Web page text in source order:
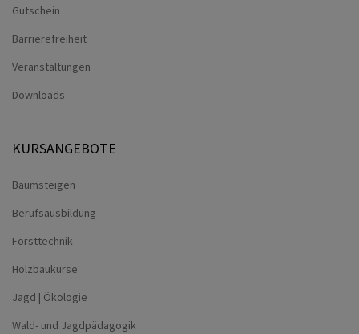
Gutschein
Barrierefreiheit
Veranstaltungen
Downloads
KURSANGEBOTE
Baumsteigen
Berufsausbildung
Forsttechnik
Holzbaukurse
Jagd | Ökologie
Wald- und Jagdpädagogik